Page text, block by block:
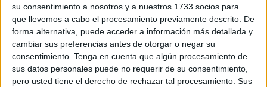
su consentimiento a nosotros y a nuestros 1733 socios para
que llevemos a cabo el procesamiento previamente descrito. De
forma alternativa, puede acceder a información más detallada y
cambiar sus preferencias antes de otorgar o negar su
consentimiento. Tenga en cuenta que algún procesamiento de
sus datos personales puede no requerir de su consentimiento,
pero usted tiene el derecho de rechazar tal procesamiento. Sus
“Es el espectáculo de la España de ahora, lo que pasa es
que nosotros le hemos dado la vuelta, intentamos dentro
de lo que se puede -porque esto ha sido un tragedión- que
la gente se vaya contenta para su casa y se lo pase
estupendamente”, ha dicho César Cadaval.